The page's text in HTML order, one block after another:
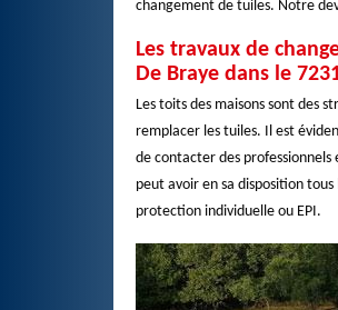
changement de tuiles. Notre
Les travaux de
De Braye dans le
Les toits des maisons sont des
remplacer les tuiles. Il est
de contacter des
peut avoir en sa disposition
protection individuelle ou EPI.